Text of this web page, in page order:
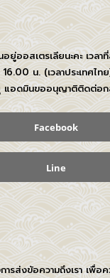
ยู่ออสเตรเลียนะคะ เวลาที่
น. (เวลาประเทศไท
บุ แอดมินขออนุญาติติดต่อก
Facebook
Line
รส่งข้อความถึงเรา เพื่อ